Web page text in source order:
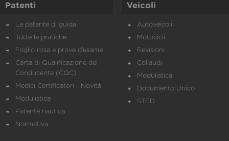
Patenti
La patente di guida
Tutte le pratiche
Foglio rosa e prove d’esame
Carta di Qualificazione del
Conducente (CQC)
Medici Certificatori - Novità
Modulistica
Patente nautica
Normativa
Veicoli
Autoveicoli
Motocicli
Revisioni
Collaudi
Modulistica
Documento Unico
STED